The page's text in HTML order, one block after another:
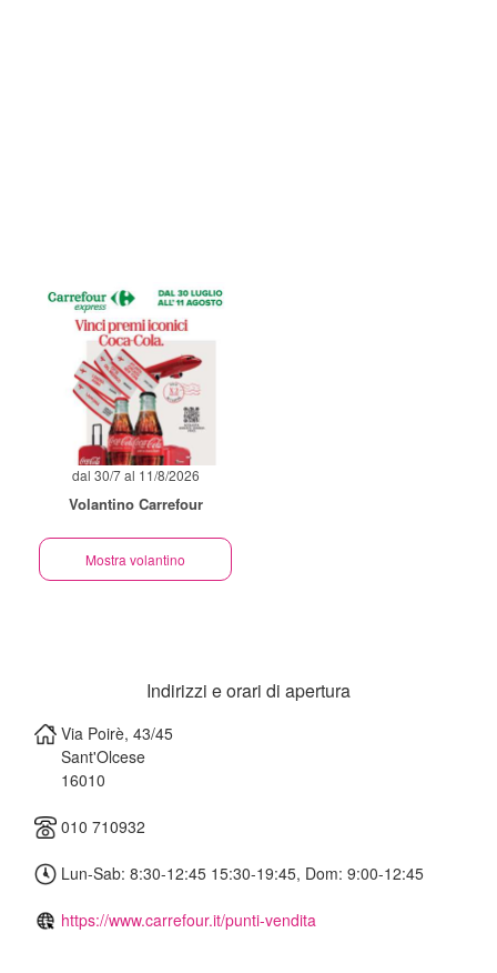
dal 30/7 al 11/8/2026
Volantino Carrefour
Mostra volantino
Indirizzi e orari di apertura
Via Poirè, 43/45
Sant'Olcese
16010
010 710932
Lun-Sab: 8:30-12:45 15:30-19:45, Dom: 9:00-12:45
https://www.carrefour.it/punti-vendita